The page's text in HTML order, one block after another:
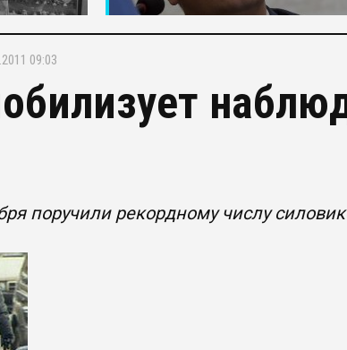
09:03
поручили рекордному числу